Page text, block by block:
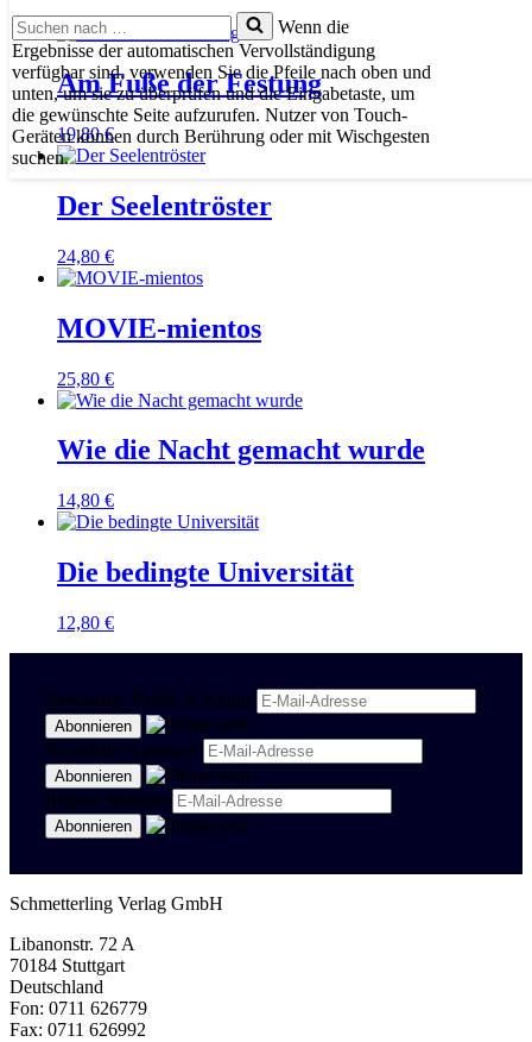
Suchen
nach …
Wenn die
Ergebnisse der automatischen Vervollständigung
verfügbar sind, verwenden Sie die Pfeile nach oben und
unten, um sie zu überprüfen und die Eingabetaste, um
die gewünschte Seite aufzurufen. Nutzer von Touch-
Geräten können durch Berührung oder mit Wischgesten
suchen.
Am Fuße der Festung
19,80€
Der Seelentröster
24,80 €
MOVIE-mientos
25,80 €
Wie die Nacht gemacht wurde
14,80 €
Die bedingte Universität
12,80 €
Newsletter Politik & Kultur
Newsletter Spanisch
Region Stuttgart
Schmetterling Verlag GmbH
Libanonstr. 72 A
70184 Stuttgart
Deutschland
Fon: 0711 626779
Fax: 0711 626992